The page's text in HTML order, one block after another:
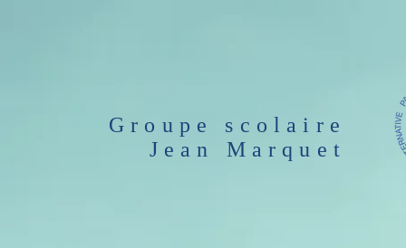
Groupe scolaire
Jean Marquet